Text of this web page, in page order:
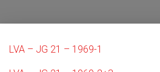
LVA – JG 21 – 1969-1